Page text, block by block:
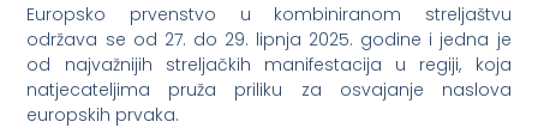
Europsko prvenstvo u kombiniranom streljaštvu
održava se od 27. do 29. lipnja 2025. godine i jedna je
od najvažnijih streljačkih manifestacija u regiji, koja
natjecateljima pruža priliku za osvajanje naslova
europskih prvaka.